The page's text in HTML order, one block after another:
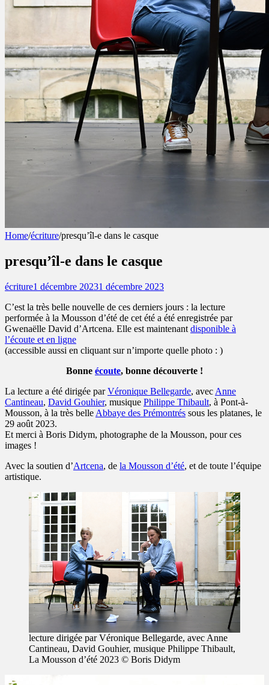
questionner les liens entre corps et espace(s)
Home/écriture/presqu’îl-e dans le casque
presqu’îl-e dans le casque
écriture1 décembre 20231 décembre 2023
C’est la très belle nouvelle de ces derniers jours : la lecture
performée à la Mousson d’été de cet été a été enregistrée par
Gwenaëlle David d’Artcena. Elle est maintenant disponible à
l’écoute et en ligne
(accessible aussi en cliquant sur n’importe quelle photo : )
Bonne écoute, bonne découverte !
La lecture a été dirigée parVéronique Bellegarde, avec Anne
Cantineau, David Gouhier, musique Philippe Thibault, à Pont-à-
Mousson, à la très belle Abbaye des Prémontrés sous les platanes, le
29 août 2023.
Et merci à Boris Didym, photographe de la Mousson, pour ces
images !
Avec la soutien d’Artcena, de la Mousson d’été, et de toute l’équipe
artistique.
lecture dirigée par Véronique Bellegarde, avec Anne
Cantineau, David Gouhier, musique Philippe Thibault,
La Mousson d’été 2023 © Boris Didym